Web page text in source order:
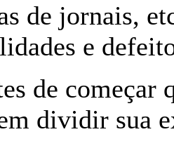
de jornais,
e
de começar
dividir sua